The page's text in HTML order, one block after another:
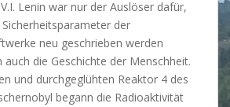
Lenin war nur der Auslöser dafür,
der
neu geschrieben werden
die Geschichte der Menschheit.
und durchgeglühten Reaktor 4 des
begann die Radioaktivität